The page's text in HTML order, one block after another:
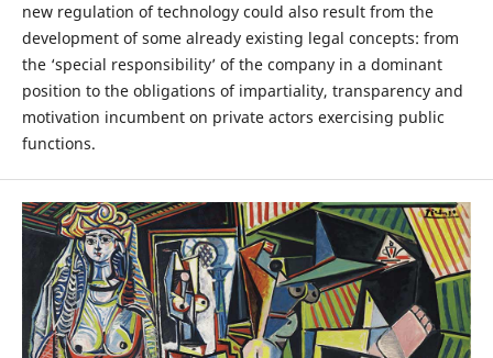
new regulation of technology could also result from the
development of some already existing legal concepts: from
the ‘special responsibility’ of the company in a dominant
position to the obligations of impartiality, transparency and
motivation incumbent on private actors exercising public
functions.